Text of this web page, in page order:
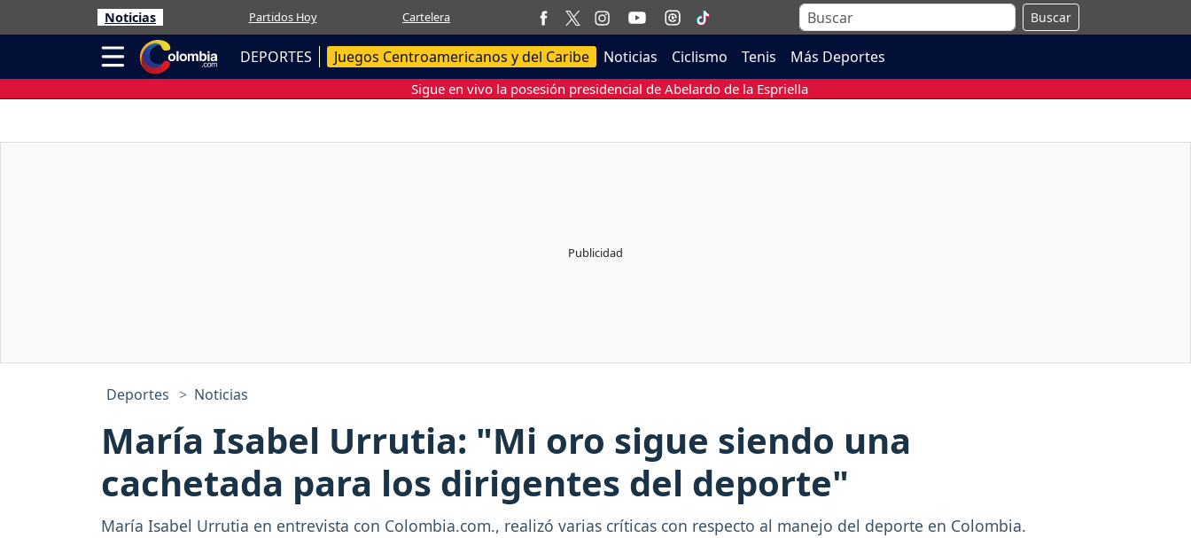
Noticias Partidos Hoy Cartelera Buscar
DEPORTES Juegos Centroamericanos y del Caribe Noticias Ciclismo Tenis Más Deportes
Sigue en vivo la posesión presidencial de Abelardo de la Espriella
Deportes Noticias
María Isabel Urrutia: "Mi oro sigue siendo una
cachetada para los dirigentes del deporte"
María Isabel Urrutia en entrevista con Colombia.com., realizó varias críticas con respecto al manejo del deporte en Colombia.